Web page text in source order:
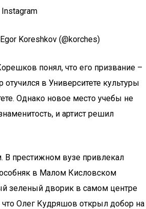
Koreshkov (@korches)
понял, что его призвание –
отучился в Университете культуры
Однако новое место учебы не
и артист решил
В престижном вузе привлекал
в Малом Кисловском
зеленый дворик в самом центре
Олег Кудряшов открыл добор на